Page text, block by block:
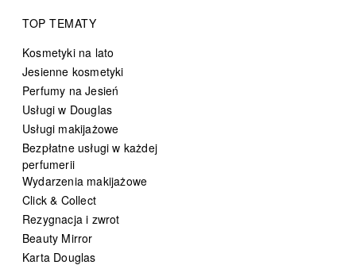
TOP TEMATY
Kosmetyki na lato
Jesienne kosmetyki
Perfumy na Jesień
Usługi w Douglas
Usługi makijażowe
Bezpłatne usługi w każdej
perfumerii
Wydarzenia makijażowe
Click & Collect
Rezygnacja i zwrot
Beauty Mirror
Karta Douglas